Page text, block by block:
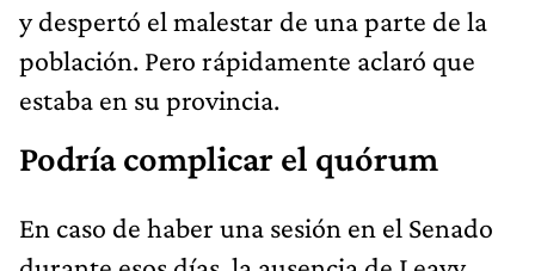
y despertó el malestar de una parte de la
población. Pero rápidamente aclaró que
estaba en su provincia.
Podría complicar el quórum
En caso de haber una sesión en el Senado